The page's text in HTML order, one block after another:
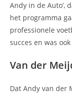
Andy in de Auto’,
het programma
professionele
succes en was
Van der
Dat Andy van der